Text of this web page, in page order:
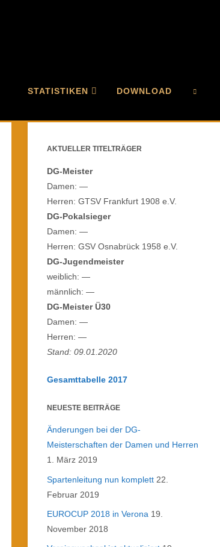
STATISTIKEN DOWNLOAD
AKTUELLER TITELTRÄGER
DG-Meister
Damen: —
Herren: GTSV Frankfurt 1908 e.V.
DG-Pokalsieger
Damen: —
Herren: GSV Osnabrück 1958 e.V.
DG-Jugendmeister
weiblich: —
männlich: —
DG-Meister Ü30
Damen: —
Herren: —
Stand: 09.01.2020
Gesamttabelle 2017
NEUESTE BEITRÄGE
Änderungen bei der DG-
Meisterschaften der Damen und Herren
1. März 2019
Spartenleitung nun komplett 22.
Februar 2019
EUROCUP 2018 in Verona 19.
November 2018